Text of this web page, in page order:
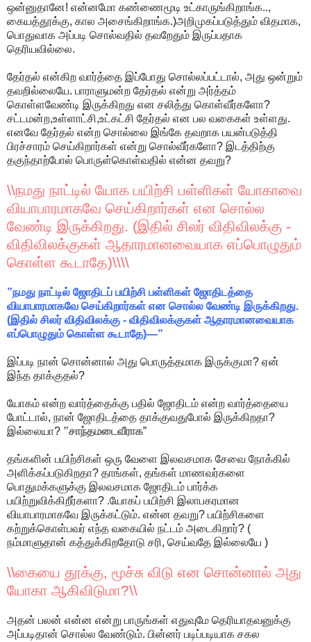
ஒன்னுதானே! என்னமோ கண்ணைமூடி உட்காருங்கிறாங்க..,
கையத்தூக்கு, கால அசைங்கிறாங்க.)அறிமுகப்படுத்தும் விதமாக,
பொதுவாக அப்படி சொல்வதில் தவறேதும் இருப்பதாக
தெரியவில்லை.
தேர்தல் என்கிற வார்த்தை இப்போது சொல்லப்பட்டால், அது ஒன்றும்
தவறில்லையே. பாராளுமன்ற தேர்தல் என்று அர்த்தம்
கொள்ளவேண்டி இருக்கிறது என சலித்து கொள்வீர்களோ?
சட்டமன்ற,உள்ளாட்சி,உட்கட்சி தேர்தல் என பல வகைகள் உள்ளது.
எனவே தேர்தல் என்ற சொல்லை இங்கே தவறாக பயன்படுத்தி
பிரச்சாரம் செய்கிறார்கள் என்று சொல்வீர்களோ? இடத்திற்கு
தகுந்தாற்போல் பொருள்கொள்வதில் என்ன தவறு?
\\நமது நாட்டில் யோக பயிற்சி பள்ளிகள் யோகாவை
வியாபாரமாகவே செய்கிறார்கள் என சொல்ல
வேண்டி இருக்கிறது. (இதில் சிலர் விதிவிலக்கு -
விதிவிலக்குகள் ஆதாரமானவையாக எப்பொழுதும்
கொள்ள கூடாதே)\\\\
”நமது நாட்டில் ஜோதிடப் பயிற்சி பள்ளிகள் ஜோதிடத்தை
வியாபாரமாகவே செய்கிறார்கள் என சொல்ல வேண்டி இருக்கிறது.
(இதில் சிலர் விதிவிலக்கு - விதிவிலக்குகள் ஆதாரமானவையாக
எப்பொழுதும் கொள்ள கூடாதே)—”
இப்படி நான் சொன்னால் அது பொருத்தமாக இருக்குமா? ஏன்
இந்த தாக்குதல்?
யோகம் என்ற வார்த்தைக்கு பதில் ஜோதிடம் என்ற வார்த்தையை
போட்டால், நான் ஜோதிடத்தை தாக்குவதுபோல் இருக்கிறதா?
இல்லையா? ”சாந்தமடைவீராக”
தங்களின் பயிற்சிகள் ஒரு வேளை இலவசமாக சேவை நோக்கில்
அளிக்கப்படுகிறதா? தாங்கள், தங்கள் மாணவர்களை
பொதுமக்களுக்கு இலவசமாக ஜோதிடம் பார்க்க
பயிற்றுவிக்கிறீர்களா? .யோகப் பயிற்சி இலாபகரமான
வியாபாரமாகவே இருக்கட்டும். என்ன தவறு? பயிற்சிகளை
கற்றுக்கொள்பவர் எந்த வகையில் நட்டம் அடைகிறார்? (
நம்மாளுதான் கத்துக்கிறதோடு சரி, செய்வதே இல்லையே )
\\கையை தூக்கு, மூச்சு விடு என சொன்னால் அது
யோகா ஆகிவிடுமா?\\
அதன் பலன் என்ன என்று பாருங்கள் எதுவுமே தெரியாதவனுக்கு
அப்படிதான் சொல்ல வேண்டும். பின்னர் படிப்படியாக சகல